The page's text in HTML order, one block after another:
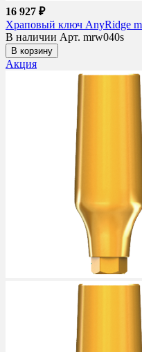
16 927 ₽
Храповый ключ AnyRidge
В наличии Арт. mrw040s
В корзину
Акция